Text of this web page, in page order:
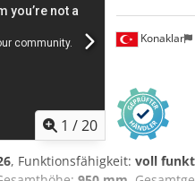
1 /20
Konaklar
, Funktionsfähigkeit: voll